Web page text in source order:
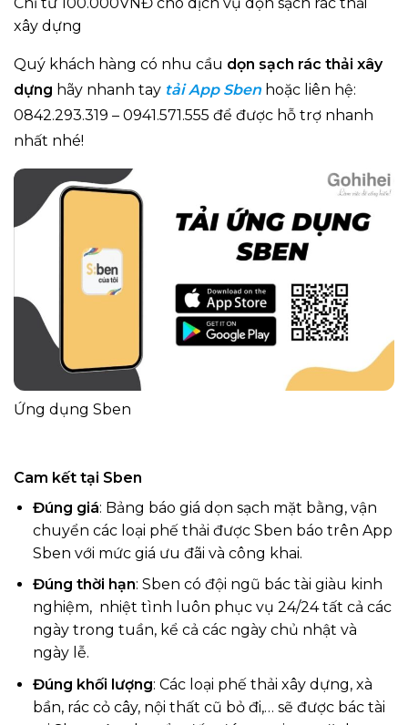
xây dựng
Quý khách hàng có nhu cầu dọn sạch rác thải xây
dựng hãy nhanh tay tải App Sben hoặc liên hệ:
0842.293.319 – 0941.571.555 để được hỗ trợ nhanh
nhất nhé!
Ứng dụng Sben
Cam kết tại Sben
Đúng giá: Bảng báo giá dọn sạch mặt bằng, vận
chuyển các loại phế thải được Sben báo trên App
Sben với mức giá ưu đãi và công khai.
Đúng thời hạn: Sben có đội ngũ bác tài giàu kinh
nghiệm, nhiệt tình luôn phục vụ 24/24 tất cả các
ngày trong tuần, kể cả các ngày chủ nhật và
ngày lễ.
Đúng khối lượng: Các loại phế thải xây dựng, xà
bần, rác cỏ cây, nội thất cũ bỏ đi,… sẽ được bác tài